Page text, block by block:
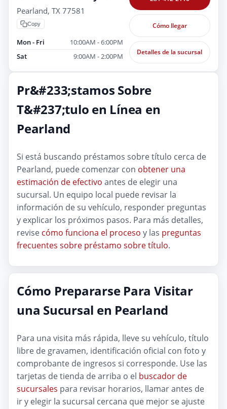
Pearland, TX 77581
Copy
Mon - Fri
10:00AM - 6:00PM
Sat
9:00AM - 2:00PM
Cómo llegar
Detalles de la sucursal
Pr&#233;stamos Sobre
T&#237;tulo en Línea en
Pearland
Si está buscando préstamos sobre título cerca de
Pearland, puede comenzar con obtener una
estimación de efectivo antes de elegir una
sucursal. Un equipo local puede revisar la
información de su vehículo, responder preguntas
y explicar los próximos pasos. Para más detalles,
revise cómo funciona el proceso y las preguntas
frecuentes sobre préstamo sobre título.
Cómo Prepararse Para Visitar
una Sucursal en Pearland
Para una visita más rápida, lleve su vehículo, título
libre de gravamen, identificación oficial con foto y
comprobante de ingresos si corresponde. Use las
tarjetas de tienda de arriba o el buscador de
sucursales para revisar horarios, llamar antes de
ir y elegir la sucursal cercana que mejor se ajuste